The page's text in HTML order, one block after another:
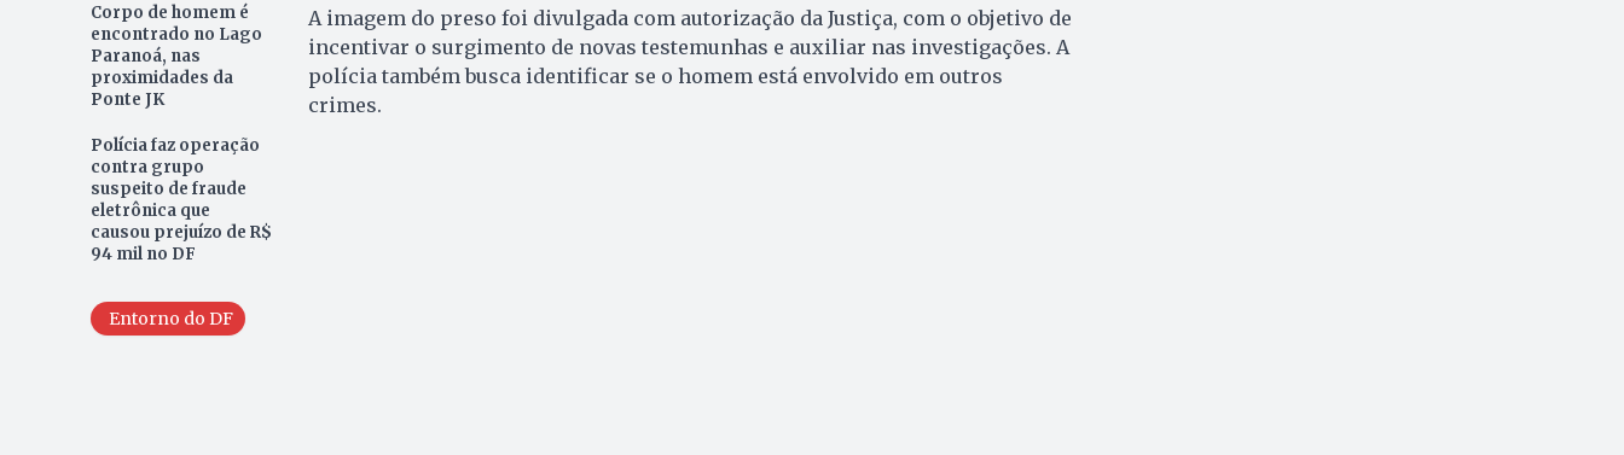
Corpo de homem é
encontrado no Lago
Paranoá, nas
proximidades da
Ponte JK
Polícia faz operação
contra grupo
suspeito de fraude
eletrônica que
causou prejuízo de R$
94 mil no DF
Entorno do DF
A imagem do preso foi divulgada com autorização da Justiça, com o objetivo de
incentivar o surgimento de novas testemunhas e auxiliar nas investigações. A
polícia também busca identificar se o homem está envolvido em outros
crimes.